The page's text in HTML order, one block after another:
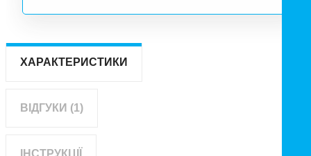
ХАРАКТЕРИСТИКИ
ВІДГУКИ (1)
ІНСТРУКЦІЇ